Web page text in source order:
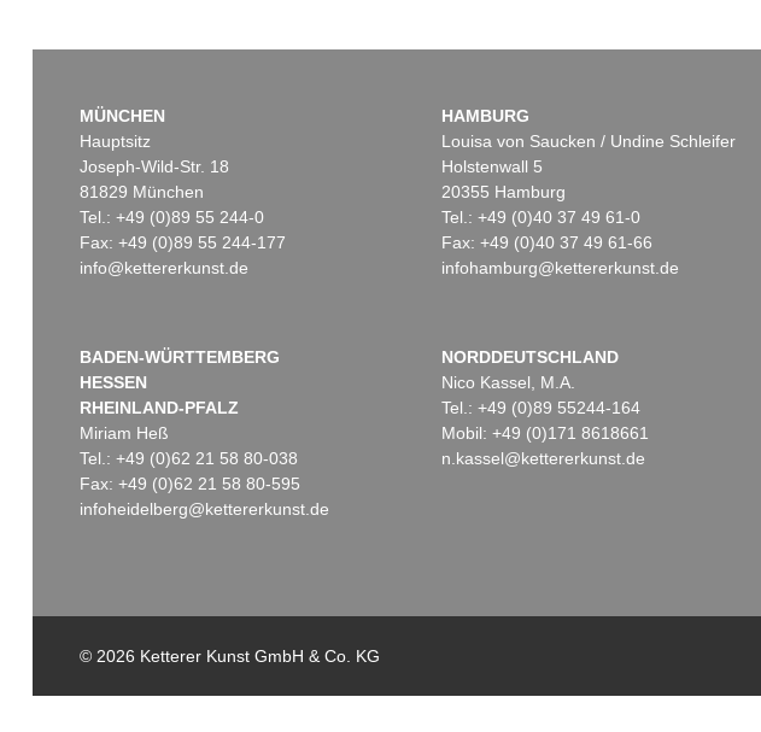
MÜNCHEN
Hauptsitz
Joseph-Wild-Str. 18
81829 München
Tel.: +49 (0)89 55 244-0
Fax: +49 (0)89 55 244-177
info@kettererkunst.de
HAMBURG
Louisa von Saucken / Undine Schleifer
Holstenwall 5
20355 Hamburg
Tel.: +49 (0)40 37 49 61-0
Fax: +49 (0)40 37 49 61-66
infohamburg@kettererkunst.de
BADEN-WÜRTTEMBERG
HESSEN
RHEINLAND-PFALZ
Miriam Heß
Tel.: +49 (0)62 21 58 80-038
Fax: +49 (0)62 21 58 80-595
infoheidelberg@kettererkunst.de
NORDDEUTSCHLAND
Nico Kassel, M.A.
Tel.: +49 (0)89 55244-164
Mobil: +49 (0)171 8618661
n.kassel@kettererkunst.de
© 2026 Ketterer Kunst GmbH & Co. KG